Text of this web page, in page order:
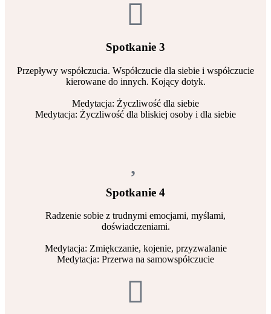
Spotkanie 3
Przepływy współczucia. Współczucie dla siebie i współczucie
kierowane do innych. Kojący dotyk.
Medytacja: Życzliwość dla siebie
Medytacja: Życzliwość dla bliskiej osoby i dla siebie
Spotkanie 4
Radzenie sobie z trudnymi emocjami, myślami,
doświadczeniami.
Medytacja: Zmiękczanie, kojenie, przyzwalanie
Medytacja: Przerwa na samowspółczucie